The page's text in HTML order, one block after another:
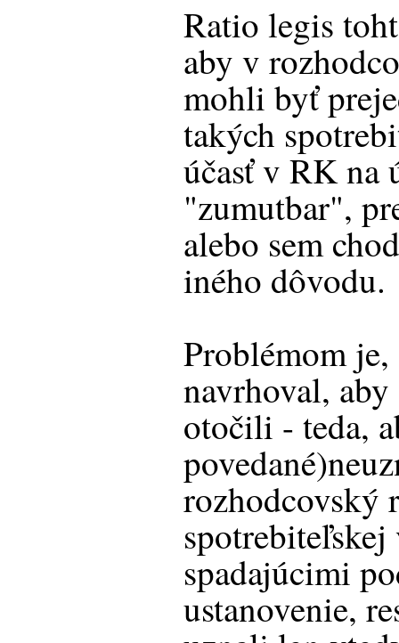
Ratio legis
aby v
mohli byť
takých
účasť v RK na
"zumutbar",
alebo sem
iného dôvodu.
Problémom
navrhoval,
otočili - teda,
rozhodcovský
spadajúcimi
ustanovenie,